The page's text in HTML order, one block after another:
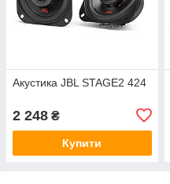
Акустика JBL STAGE2 424
2 248 ₴
Купити